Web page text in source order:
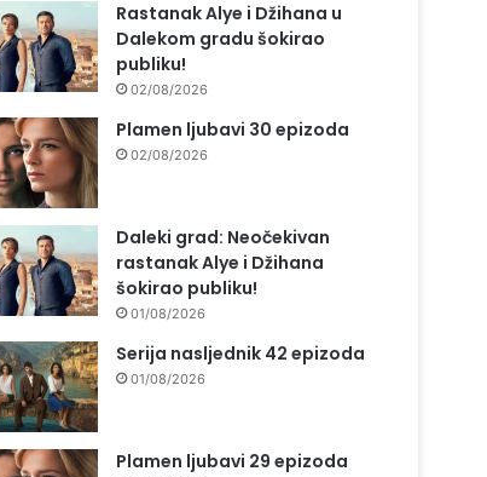
Rastanak Alye i Džihana u
Dalekom gradu šokirao
publiku!
02/08/2026
Plamen ljubavi 30 epizoda
02/08/2026
Daleki grad: Neočekivan
rastanak Alye i Džihana
šokirao publiku!
01/08/2026
Serija nasljednik 42 epizoda
01/08/2026
Plamen ljubavi 29 epizoda